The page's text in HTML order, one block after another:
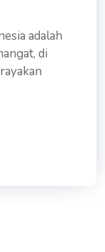
adalah
di